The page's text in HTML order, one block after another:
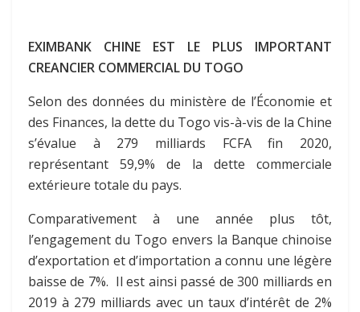
EXIMBANK CHINE EST LE PLUS IMPORTANT
CREANCIER COMMERCIAL DU TOGO
Selon des données du ministère de l’Économie et
des Finances, la dette du Togo vis-à-vis de la Chine
s’évalue à 279 milliards FCFA fin 2020,
représentant 59,9% de la dette commerciale
extérieure totale du pays.
Comparativement à une année plus tôt,
l’engagement du Togo envers la Banque chinoise
d’exportation et d’importation a connu une légère
baisse de 7%. Il est ainsi passé de 300 milliards en
2019 à 279 milliards avec un taux d’intérêt de 2%